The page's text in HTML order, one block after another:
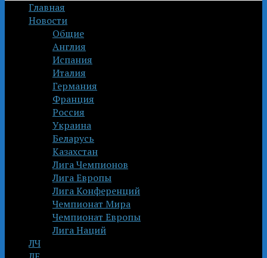
Главная
Новости
Общие
Англия
Испания
Италия
Германия
Франция
Россия
Украина
Беларусь
Казахстан
Лига Чемпионов
Лига Европы
Лига Конференций
Чемпионат Мира
Чемпионат Европы
Лига Наций
ЛЧ